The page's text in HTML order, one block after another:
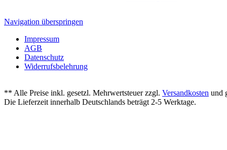
Navigation überspringen
Impressum
AGB
Datenschutz
Widerrufsbelehrung
** Alle Preise inkl. gesetzl. Mehrwertsteuer zzgl. Versandkosten und
Die Lieferzeit innerhalb Deutschlands beträgt 2-5 Werktage.